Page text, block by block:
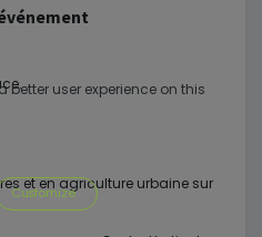
et en agriculture urbaine sur
better user experience on this
Customize